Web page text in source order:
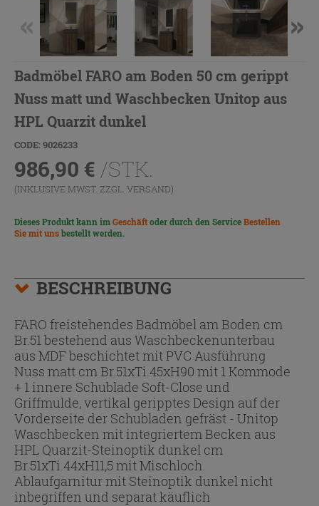
Badmöbel FARO am Boden 50 cm gerippt
Nuss matt und Waschbecken Unitop aus
HPL Quarzit dunkel
CODE: 9026233
986,90 € /STK.
(INKLUSIVE MWST. ZZGL. VERSAND)
Dieses Produkt kann imGeschäftoder durch den ServiceBestellen
Sie mit unsbestellt werden.
BESCHREIBUNG
FARO freistehendes Badmöbel am Boden cm
Br.51 bestehend aus Waschbeckenunterbau
aus MDF beschichtet mit PVC Ausführung
Nuss matt cm Br.51xTi.45xH90 mit 1 Kommode
+ 1 innere Schublade Soft-Close und
Griffmulde, vertikal geripptes Design auf der
Vorderseite der Schubladen gefräst - Unitop
Waschbecken mit integriertem Becken aus
HPL Quarzit-Steinoptik dunkel cm
Br.51xTi.44xH11,5 mit Mischloch.
Ablaufgarnitur mit Steinoptik dunkel nicht
inbegriffen und separat käuflich